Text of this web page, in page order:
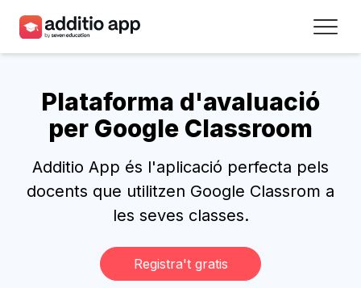
Centres
Recursos
Plans
Registra’t
Plataforma d'avaluació
per Google Classroom
Additio App és l'aplicació perfecta pels
docents que utilitzen Google Classrom a
les seves classes.
Registra't gratis